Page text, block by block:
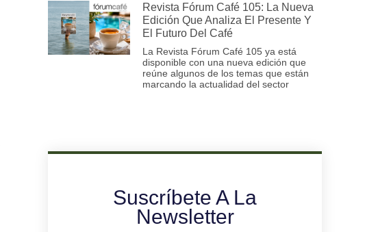
Revista Fórum Café 105: La Nueva
Edición Que Analiza El Presente Y
El Futuro Del Café
La Revista Fórum Café 105 ya está
disponible con una nueva edición que
reúne algunos de los temas que están
marcando la actualidad del sector
Suscríbete A La
Newsletter